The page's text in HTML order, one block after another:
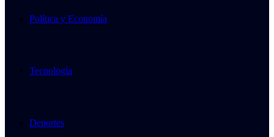
Política y Economía
Tecnología
Deportes